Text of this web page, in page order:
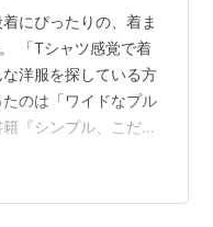
にぴったりの、着ま
「Tシャツ感覚で着
洋服を探している方
のは「ワイドなプル
『シンプル、こだわ
出し」がやや難解 特
タン 書籍名に『日常